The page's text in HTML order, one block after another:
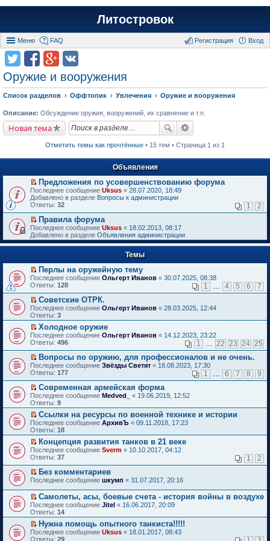
Литостровок
Меню FAQ Вход
Регистрация
Оружие и вооружения
Список разделов Оффтопик Увлечения Оружие и вооружения
Описание: Обсуждение оружия, вооружений, их сравнение и т.п.
Новая тема
Отметить темы как прочтённые • 15 тем • Страница 1 из 1
Объявления
П
е
р
й
т
и
к
п
в
о
м
у
н
е
п
р
о
ч
и
а
н
н
о
м
у
с
о
о
б
щ
е
н
и
ю
Предложения по усовершенствованию форума
Последнее сообщение Uksus « 28.07.2020, 18:49
Добавлено в разделе Вопросы к администрации
Ответы: 32 1 2
П
е
р
е
т
и
к
п
р
в
о
м
у
н
е
п
р
о
ч
т
а
н
н
о
м
у
с
о
о
б
щ
е
н
ю
Правила форума
Последнее сообщение Uksus « 18.02.2013, 08:17
Добавлено в разделе Объявления администрации
Темы
П
е
е
й
т
и
к
п
е
в
о
м
у
н
е
п
р
о
ч
и
т
а
н
н
о
м
у
о
о
б
щ
е
н
и
Перлы на оружейную тему
Последнее сообщение Ольгерт Иванов « 30.07.2025, 08:38
Ответы: 128 1 4 5 6 7
П
е
р
е
й
т
и
п
е
в
о
м
у
н
е
п
р
о
ч
и
т
а
н
о
м
у
с
о
о
б
Советские ОТРК.
Последнее сообщение Ольгерт Иванов « 28.03.2025, 12:44
Ответы: 3
П
е
е
й
т
и
к
п
е
р
в
о
м
у
н
е
п
р
о
ч
т
а
н
н
о
м
у
Холодное оружие
Последнее сообщение Ольгерт Иванов « 14.12.2023, 23:22
Ответы: 496 1 22 23 24 25
П
е
е
й
т
и
к
п
е
р
в
о
м
у
н
е
р
о
ч
и
т
а
н
Вопросы по оружию, для профессионалов и не очень.
Последнее сообщение Звёзды Светят « 18.08.2023, 17:30
Ответы: 177 1 6 7 8 9
П
е
р
е
й
т
и
к
п
е
р
в
о
у
н
е
п
р
о
ч
Современная армейская форма
Последнее сообщение Medved_ « 19.06.2019, 12:52
Ответы: 9
П
е
р
е
й
т
и
п
р
в
о
м
у
н
е
Ссылки на ресурсы по военной технике и истории
Последнее сообщение АрхивЪ « 09.11.2018, 17:23
Ответы: 18
П
е
е
й
т
и
к
п
е
р
в
о
Концепция развития танков в 21 веке
Последнее сообщение Sverm « 10.10.2017, 04:12
Ответы: 37 1 2
П
р
е
й
т
и
к
п
Без комментариев
Последнее сообщение шкумп « 31.07.2017, 20:16
П
е
р
е
й
т
Самолеты, асы, боевые счета - история войны в воздухе
Последнее сообщение Jitel « 16.06.2017, 20:09
Ответы: 14
П
е
Нужна помощь опытного танкиста!!!!!
Последнее сообщение Uksus « 18.01.2017, 08:43
Ответы: 29